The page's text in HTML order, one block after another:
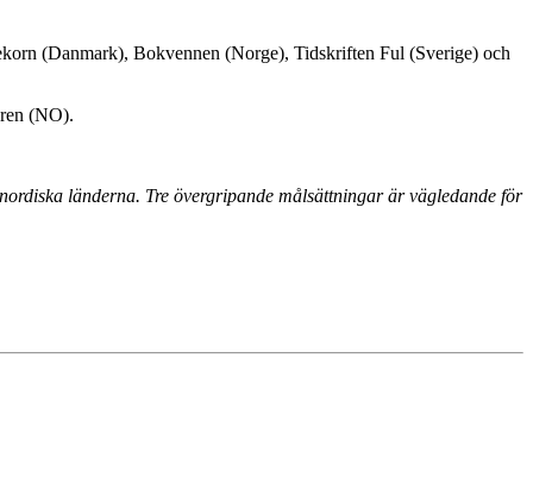
(Danmark), Bokvennen (Norge), Tidskriften Ful (Sverige) och
(NO).
länderna. Tre övergripande målsättningar är vägledande för